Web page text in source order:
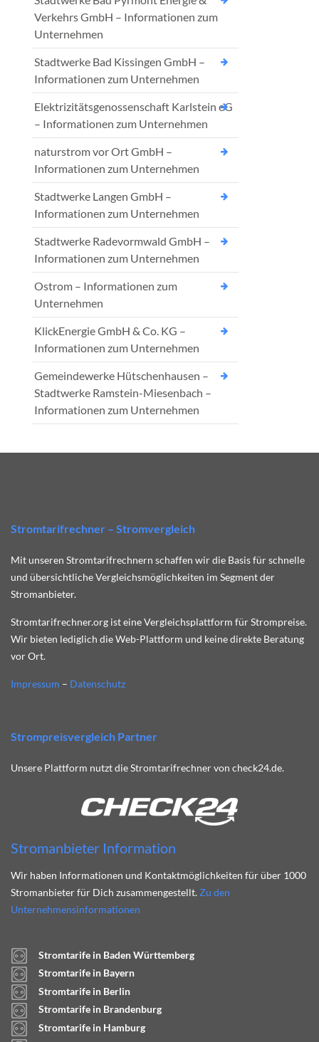
Verkehrs GmbH – Informationen zum
Unternehmen
Stadtwerke Bad Kissingen GmbH –
Informationen zum Unternehmen
Elektrizitätsgenossenschaft Karlstein eG
– Informationen zum Unternehmen
naturstrom vor Ort GmbH –
Informationen zum Unternehmen
Stadtwerke Langen GmbH –
Informationen zum Unternehmen
Stadtwerke Radevormwald GmbH –
Informationen zum Unternehmen
Ostrom – Informationen zum
Unternehmen
KlickEnergie GmbH & Co. KG –
Informationen zum Unternehmen
Gemeindewerke Hütschenhausen –
Stadtwerke Ramstein-Miesenbach –
Informationen zum Unternehmen
Stromtarifrechner – Stromvergleich
Mit unseren Stromtarifrechnern schaffen wir die Basis für schnelle
und übersichtliche Vergleichsmöglichkeiten im Segment der
Stromanbieter.
Stromtarifrechner.org ist eine Vergleichsplattform für Strompreise.
Wir bieten lediglich die Web-Plattform und keine direkte Beratung
vor Ort.
Impressum – Datenschutz
Strompreisvergleich Partner
Unsere Plattform nutzt die Stromtarifrechner von check24.de.
Stromanbieter Information
Wir haben Informationen und Kontaktmöglichkeiten für über 1000
Stromanbieter für Dich zusammengestellt. Zu den
Unternehmensinformationen
Stromtarife in Baden Württemberg
Stromtarife in Bayern
Stromtarife in Berlin
Stromtarife in Brandenburg
Stromtarife in Hamburg